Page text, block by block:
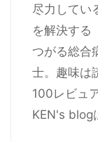
尽力してい
を解決する
つがる総合
士。趣味は
100レビュ
KEN's blog